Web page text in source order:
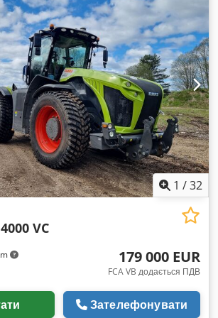
комплектом робочих фар. Стандартний
Передні: 480/70 R28 Mitas Задні:
та задні шини в дуже хорошому
трактора можливі в Німеччині за
1 /32
VC
179 000 EUR
FCA VB додається ПДВ
Зателефонувати